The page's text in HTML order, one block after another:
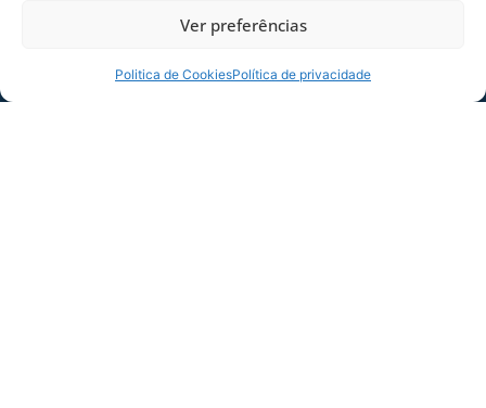
Ver preferências
Politica de CookiesPolítica de privacidade